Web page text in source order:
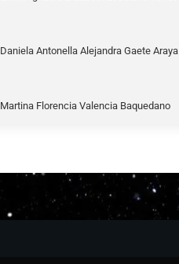
Daniela Antonella Alejandra Gaete Araya
Martina Florencia Valencia Baquedano